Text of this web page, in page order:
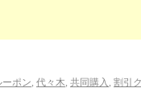
ーポン, 代々木, 共同購入 , 割引